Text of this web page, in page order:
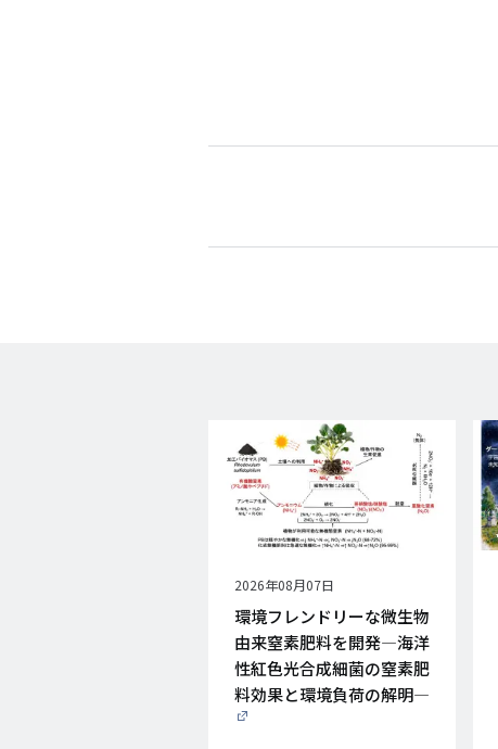
公
開
日
2026年08月07日
環境フレンドリーな微生物
由来窒素肥料を開発―海洋
性紅色光合成細菌の窒素肥
料効果と環境負荷の解明―